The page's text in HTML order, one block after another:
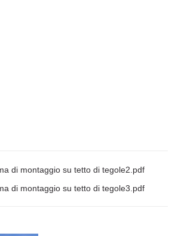
di montaggio su tetto di tegole2.pdf
di montaggio su tetto di tegole3.pdf